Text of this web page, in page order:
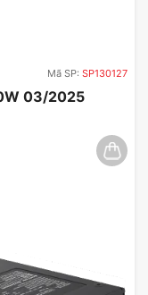
Mã SP: SP130127
03/2025